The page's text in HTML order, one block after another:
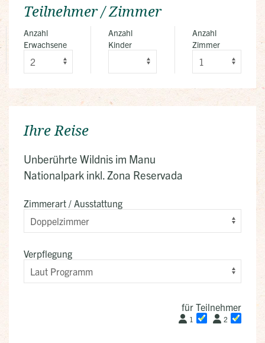
Teilnehmer / Zimmer
Anzahl
Erwachsene
Anzahl
Kinder
Anzahl
Zimmer
Ihre Reise
Unberührte Wildnis im Manu
Nationalpark inkl. Zona Reservada
Zimmerart / Ausstattung
Verpflegung
für Teilnehmer
1 2